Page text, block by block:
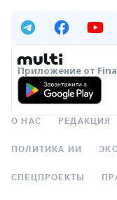
Приложение от
О НАС РЕДАКЦИЯ
ПОЛИТИКА ИИ
СПЕЦПРОЕКТЫ